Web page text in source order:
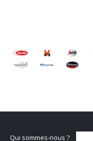
Qui sommes-nous ?